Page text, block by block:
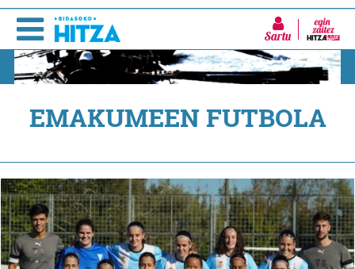
Sartu
EMAKUMEEN FUTBOLA